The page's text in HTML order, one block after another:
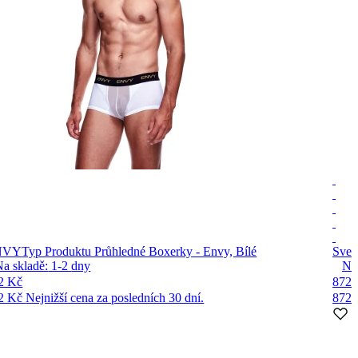
Typ Produktu Průhledné Boxerky - Envy, Bílé
skladě: 1-2dny
Kč
KčNejnižší cena za posledních 30 dní.
872
872